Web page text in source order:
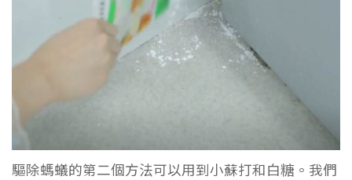
驅除螞蟻的第二個方法可以用到小蘇打和白糖。我們